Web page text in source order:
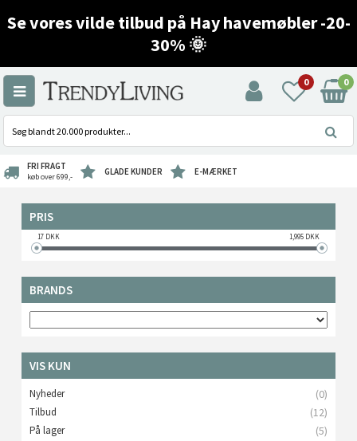
Se vores vilde tilbud på Hay havemøbler -20-
30% 🌞
0 0
FRI FRAGT
køb over 699,- GLADE KUNDER E-MÆRKET
PRIS
17DKK 1,995DKK
BRANDS
VIS KUN
Nyheder (0)
Tilbud (12)
På lager (5)